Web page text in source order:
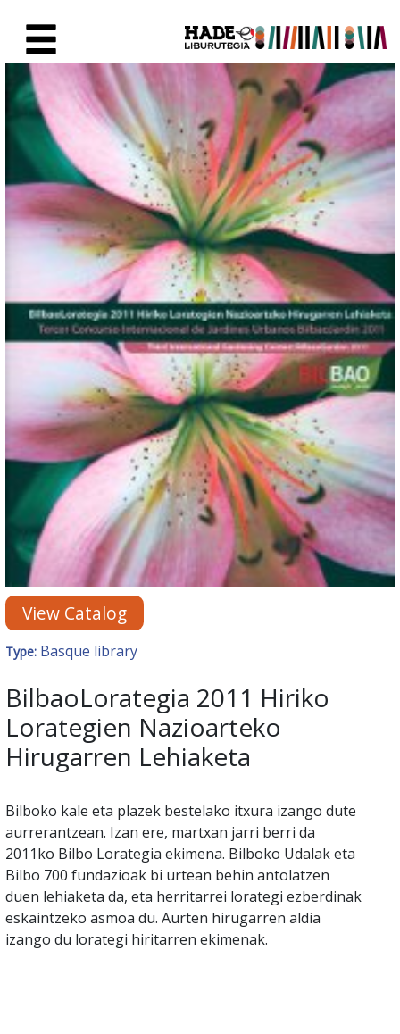
New Books Card - Liburutegia
View Catalog
Type: Basque library
BilbaoLorategia 2011 Hiriko
Lorategien Nazioarteko
Hirugarren Lehiaketa
Bilboko kale eta plazek bestelako itxura izango dute
aurrerantzean. Izan ere, martxan jarri berri da
2011ko Bilbo Lorategia ekimena. Bilboko Udalak eta
Bilbo 700 fundazioak bi urtean behin antolatzen
duen lehiaketa da, eta herritarrei lorategi ezberdinak
eskaintzeko asmoa du. Aurten hirugarren aldia
izango du lorategi hiritarren ekimenak.